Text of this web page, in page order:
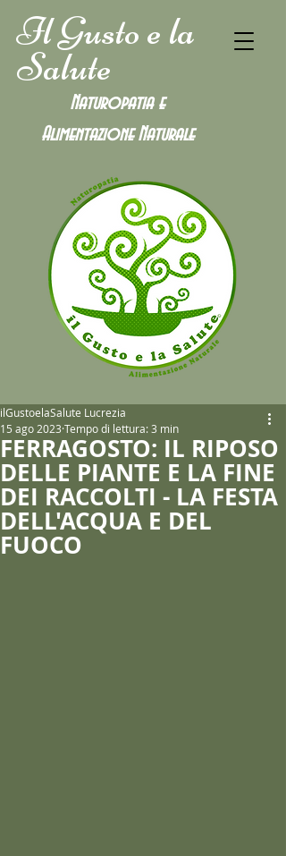
Il Gusto e la
Salute
Naturopatia e
Alimentazione Naturale
FERRAGOSTO: IL RIPOSO
DELLE PIANTE E LA FINE
DEI RACCOLTI - LA FESTA
DELL'ACQUA E DEL
FUOCO
ilGustoelaSalute Lucrezia
15 ago 2023 Tempo di lettura: 3 min